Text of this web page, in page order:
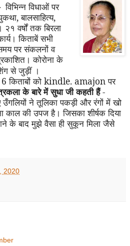
विभिन्न विधाओं पर
,बालसाहित्य,
वर्षों तक बिरला
किताबें सभी
पर संकलनों व
कोरोना के
से जुड़ीं ।
किताबों को kindle. amajonपर
के बारे में सुधा जी कहती हैं-
उँगलियों ने तूलिका पकड़ी और रंगों में खो
काल की उपज है। जिसका शीर्षक दिया
के बाद मुझे वैसा ही सुकून मिला जैसे
2020